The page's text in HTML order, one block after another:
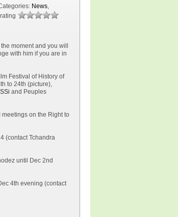
News,
moment and you will
with him if you are in
Festival of History of
to 24th (picture),
and Peuples
on the Right to
(contact Tchandra
until Dec 2nd
4th evening (contact